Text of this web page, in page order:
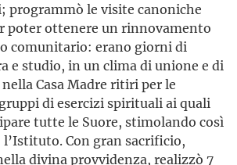
programmò le visite canoniche
poter ottenere un rinnovamento
comunitario: erano giorni di
e studio, in un clima di unione e di
Casa Madre ritiri per le
di esercizi spirituali ai quali
tutte le Suore, stimo­lando così
Con gran sacrificio,
divina provvidenza, realizzò 7